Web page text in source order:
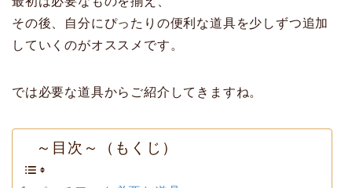
その後、自分にぴったりの便利な道具を少しずつ追加
していくのがオススメです。
では必要な道具からご紹介してきますね。
～目次～（もくじ）